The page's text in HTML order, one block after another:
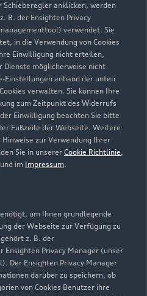
Schieberegler anklicken, werden
B. der Ensighten Privacy
verwendet. Sie
in die Verwendung von Cookies
Einwilligung nicht erteilen,
Dienste möglicherweise nicht
Einstellungen anhand der unten
verwalten. Sie können Ihre
zum Zeitpunkt des Widerrufs
Einwilligung beachten Sie bitte
Fußzeile der Webseite. Weitere
zur Verwendung Ihrer
Sie in unserer Cookie Richtlinie,
und im Impressum.
um Ihnen grundlegende
der Webseite zur Verfügung zu
z. B. der
Ensighten Privacy Manager (unser
Der Ensighten Privacy Manager
darüber zu speichern, ob
von Cookies Benutzer ihre
glänzt: die
Tasche.
Reinigung und